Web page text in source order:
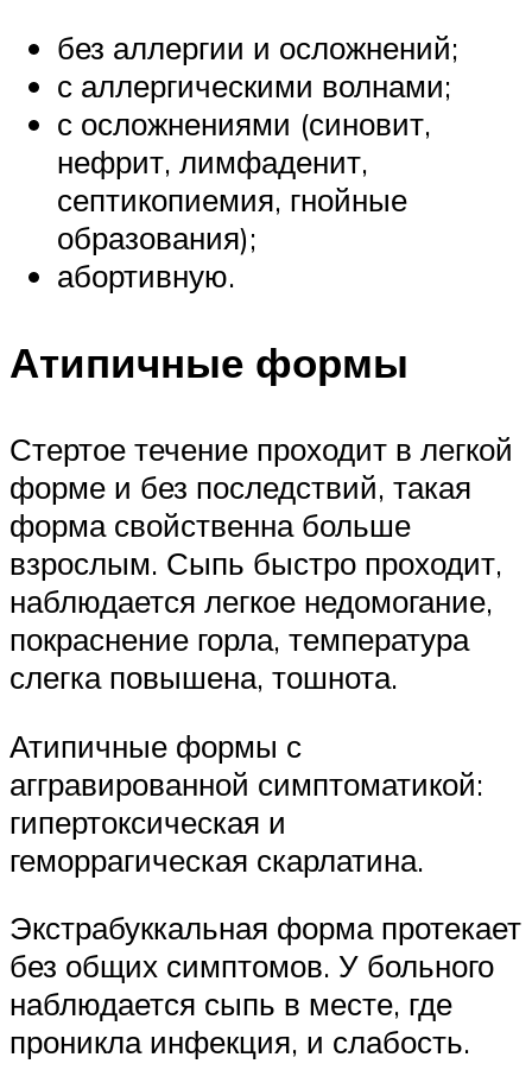
без аллергии и осложнений;
с аллергическими волнами;
с осложнениями (синовит,
нефрит, лимфаденит,
септикопиемия, гнойные
образования);
абортивную.
Атипичные формы
Стертое течение проходит в легкой
форме и без последствий, такая
форма свойственна больше
взрослым. Сыпь быстро проходит,
наблюдается легкое недомогание,
покраснение горла, температура
слегка повышена, тошнота.
Атипичные формы с
аггравированной симптоматикой:
гипертоксическая и
геморрагическая скарлатина.
Экстрабуккальная форма протекает
без общих симптомов. У больного
наблюдается сыпь в месте, где
проникла инфекция, и слабость.